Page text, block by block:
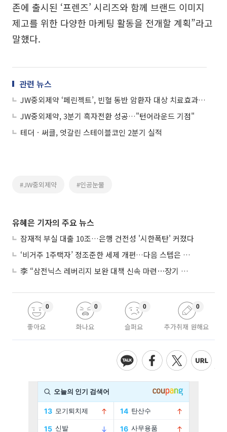
존에 출시된 ‘프렌즈’ 시리즈와 함께 브랜드 이미지
제고를 위한 다양한 마케팅 활동을 전개할 계획”라고
말했다.
관련 뉴스
JW중외제약 ‘페린젝트’, 빈혈 동반 암환자 대상 치료효과 확인
JW중외제약, 3분기 흑자전환 성공…"턴어라운드 기점"
테더ㆍ써클, 엇갈린 스테이블코인 2분기 실적
#JW중외제약 #인공눈물
유혜은 기자의 주요 뉴스
잠재적 부실 대출 10조…은행 건전성 '시한폭탄' 커졌다
‘비거주 1주택자’ 정조준한 세제 개편…다음 스텝은 금융 대책
李 “삼전닉스 레버리지 보완 대책 신속 마련⋯장기 채무 과감히 탕감”
좋아요
0
화나요
0
슬퍼요
0
추가취재 원해요
0